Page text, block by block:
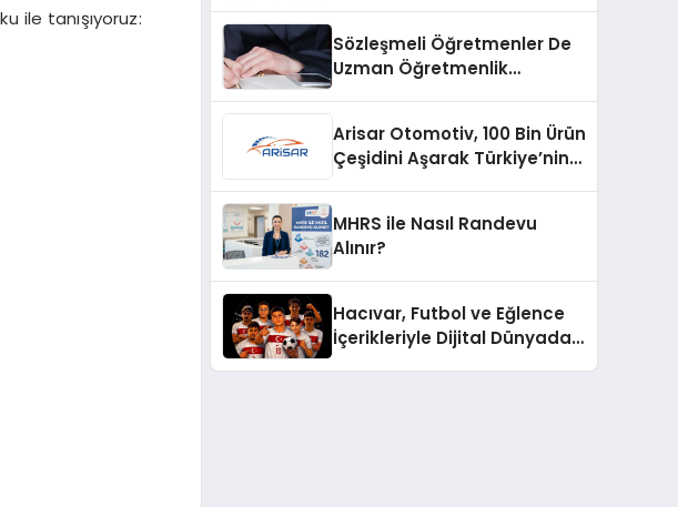
ile tanışıyoruz:
Sözleşmeli Öğretmenler De
Uzman Öğretmenlik
Arisar Otomotiv, 100 Bin Ürün
Çeşidini Aşarak Türkiye’nin
Platformlarından Biri Oldu
MHRS ile Nasıl Randevu
Alınır?
Hacıvar, Futbol ve Eğlence
İçerikleriyle Dijital Dünyada